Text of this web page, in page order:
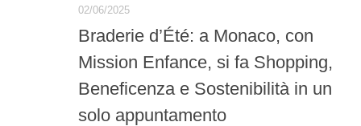
02/06/2025
Braderie d’Été: a Monaco, con
Mission Enfance, si fa Shopping,
Beneficenza e Sostenibilità in un
solo appuntamento